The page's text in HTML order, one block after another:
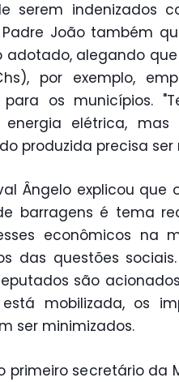
serem indenizados
João também
adotado, alegando
por exemplo,
os municípios.
energia elétrica,
produzida precisa
Ângelo explicou que
barragens é tema
econômicos na
das questões
são
mobilizada, os
ser minimizados.
primeiro secretário da